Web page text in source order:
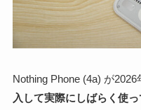
Nothing Phone (4a) が
入して実際にしばらく使